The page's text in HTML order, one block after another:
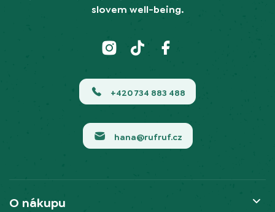
slovem well-being.
+420 734 883 488
hana@rufruf.cz
O nákupu